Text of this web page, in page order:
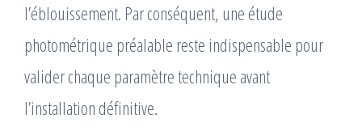
l’éblouissement. Par conséquent, une étude
photométrique préalable reste indispensable pour
valider chaque paramètre technique avant
l’installation définitive.